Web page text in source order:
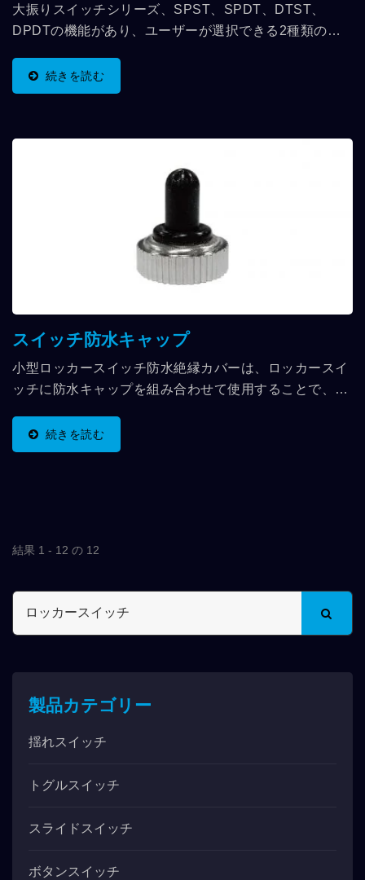
大振りスイッチシリーズ、SPST、SPDT、DTST、
DPDTの機能があり、ユーザーが選択できる2種類の定
ンフリーの場合、本体は黒色で選択および識別できま
す。
続きを読む
スイッチ防水キャップ
小型ロッカースイッチ防水絶縁カバーは、ロッカースイ
ッチに防水キャップを組み合わせて使用することで、よ
様で、異なる銅ヘッドサイズに合わせて選択でき、イン
チネジおよびメートルネジの参考も提供します。
続きを読む
結果 1 - 12 の 12
製品カテゴリー
揺れスイッチ
トグルスイッチ
スライドスイッチ
ボタンスイッチ